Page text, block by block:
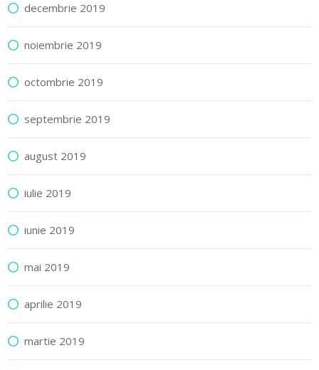
decembrie 2019
noiembrie 2019
octombrie 2019
septembrie 2019
august 2019
iulie 2019
iunie 2019
mai 2019
aprilie 2019
martie 2019